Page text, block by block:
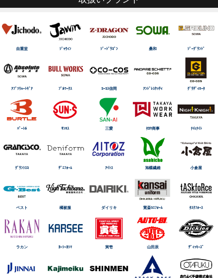
自重堂 ｼﾞｬｳｨﾝ ｼﾞｰﾄﾞﾗｺﾞﾝ 桑和 ｼﾞｰｸﾞﾗﾝﾄﾞ
ｱﾌﾞｿﾘｭｰﾄｷﾞｱ ﾌﾞﾙﾜｰｸｽ ｺｰｺｽ信岡 ｱﾝﾄﾞﾚｽｹｯﾃｨ ｸﾞﾗﾃﾞｨｴｰﾀ
ﾊﾞｰﾄﾙ ｻﾝｴｽ 三愛 ﾀｶﾔ商事 ﾅｲtﾅｲﾄ
ｸﾞﾗﾝｼｽｺ ﾃﾞﾆﾌｫｰﾑ ｱｲﾄｽ 旭蝶繊維 小倉屋
ベスト 橘被服 ダイリキ 寛斎ﾕﾆﾌｫｰﾑ ﾀｽｸﾌｫｰｽ
ラカン ｶｰｼｰｶｼﾏ 寅壱 山田辰 ﾃﾞｨｯｷｰｽﾞ